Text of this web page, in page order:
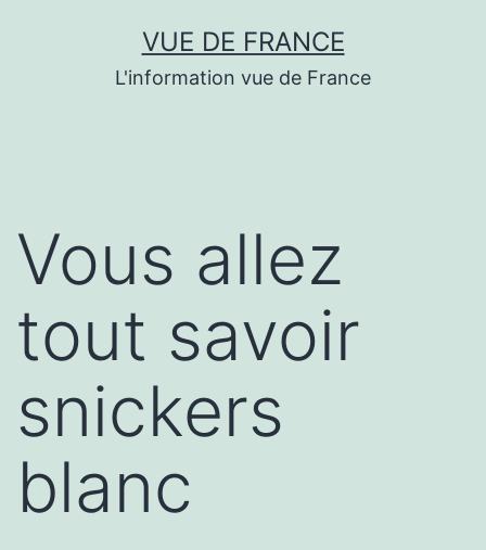
VUE DE FRANCE
L'information vue de France
Vous allez
tout savoir
snickers
blanc